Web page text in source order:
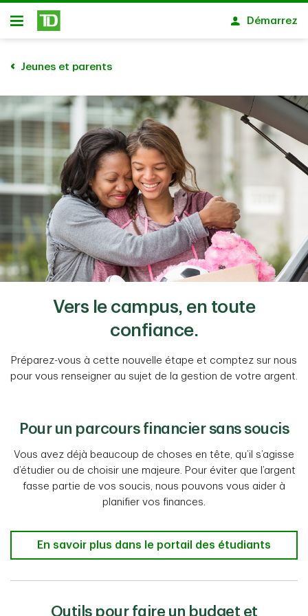
Passer au contenu principal
Ouvert
Démarrez
Jeunes et parents
Vers le campus, en toute
confiance.
Préparez-vous à cette nouvelle étape et comptez sur nous
pour vous renseigner au sujet de la gestion de votre argent.
Pour un parcours financier sans soucis
Vous avez déjà beaucoup de choses en tête, qu’il s’agisse
d’étudier ou de choisir une majeure. Pour éviter que l’argent
fasse partie de vos soucis, nous pouvons vous aider à
planifier vos finances.
En savoir plus dans le portail des étudiants
Outils pour faire un budget et